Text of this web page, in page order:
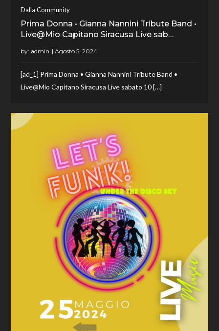
Dalla Community
Prima Donna • Gianna Nannini Tribute Band •
Live@Mio Capitano Siracusa Live sab…
by: admin
[ad_1] Prima Donna • Gianna Nannini Tribute Band •
Live@Mio Capitano Siracusa Live sabato 10 […]